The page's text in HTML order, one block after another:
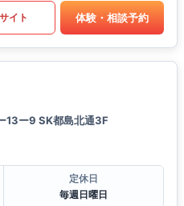
イト 体験・相談予約
13ー9 SK都島北通3F
定休日
毎週日曜日